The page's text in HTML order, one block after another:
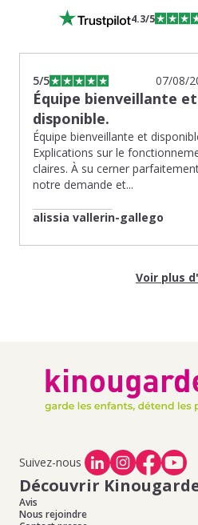
4.3/5
5/5 07/08/
Équipe bienveillante et
disponible.
Équipe bienveillante et
Explications sur le
claires. À su cerner
notre demande et...
alissia vallerin-gallego
Voir plus
Suivez-nous
Découvrir
Avis
Nous rejoindre